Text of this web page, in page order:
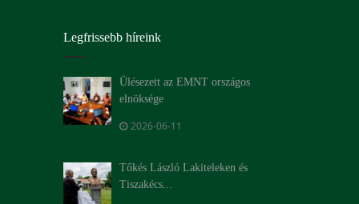
Legfrissebb híreink
Ülésezett az EMNT országos
elnöksége
2026-06-11
Tőkés László Lakiteleken és
Tiszakécs...